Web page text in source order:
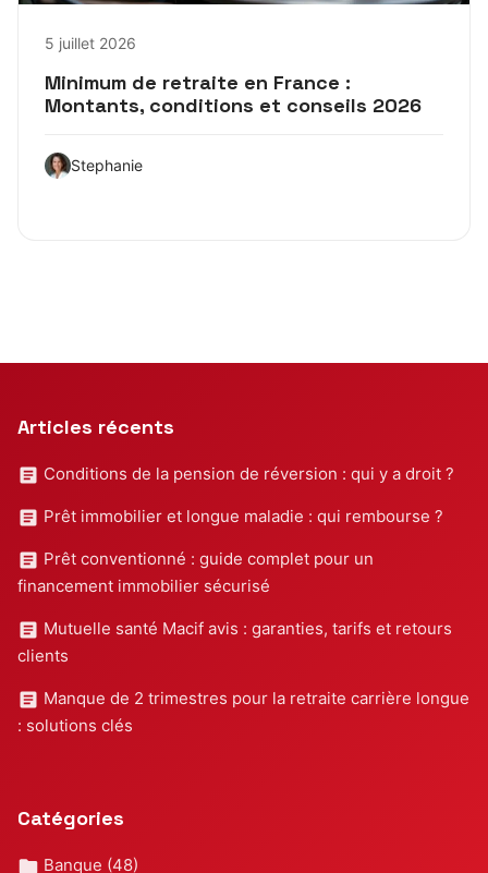
5 juillet 2026
Minimum de retraite en France :
Montants, conditions et conseils 2026
Stephanie
Articles récents
Conditions de la pension de réversion : qui y a droit ?
Prêt immobilier et longue maladie : qui rembourse ?
Prêt conventionné : guide complet pour un
financement immobilier sécurisé
Mutuelle santé Macif avis : garanties, tarifs et retours
clients
Manque de 2 trimestres pour la retraite carrière longue
: solutions clés
Catégories
Banque (48)